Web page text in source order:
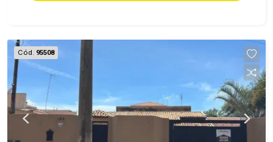
Cód. 95508